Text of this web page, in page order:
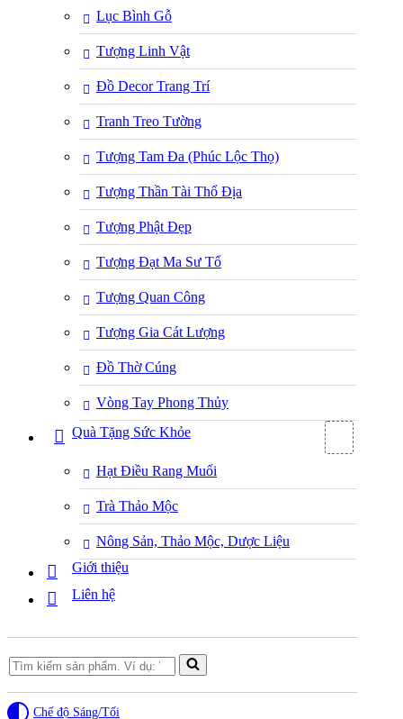
Lục Bình Gỗ
Tượng Linh Vật
Đồ Decor Trang Trí
Tranh Treo Tường
Tượng Tam Đa (Phúc Lộc Thọ)
Tượng Thần Tài Thổ Địa
Tượng Phật Đẹp
Tượng Đạt Ma Sư Tổ
Tượng Quan Công
Tượng Gia Cát Lượng
Đồ Thờ Cúng
Vòng Tay Phong Thủy
Quà Tặng Sức Khỏe
Hạt Điều Rang Muối
Trà Thảo Mộc
Nông Sản, Thảo Mộc, Dược Liệu
Giới thiệu
Liên hệ
Search
for...
Chế độ Sáng/Tối